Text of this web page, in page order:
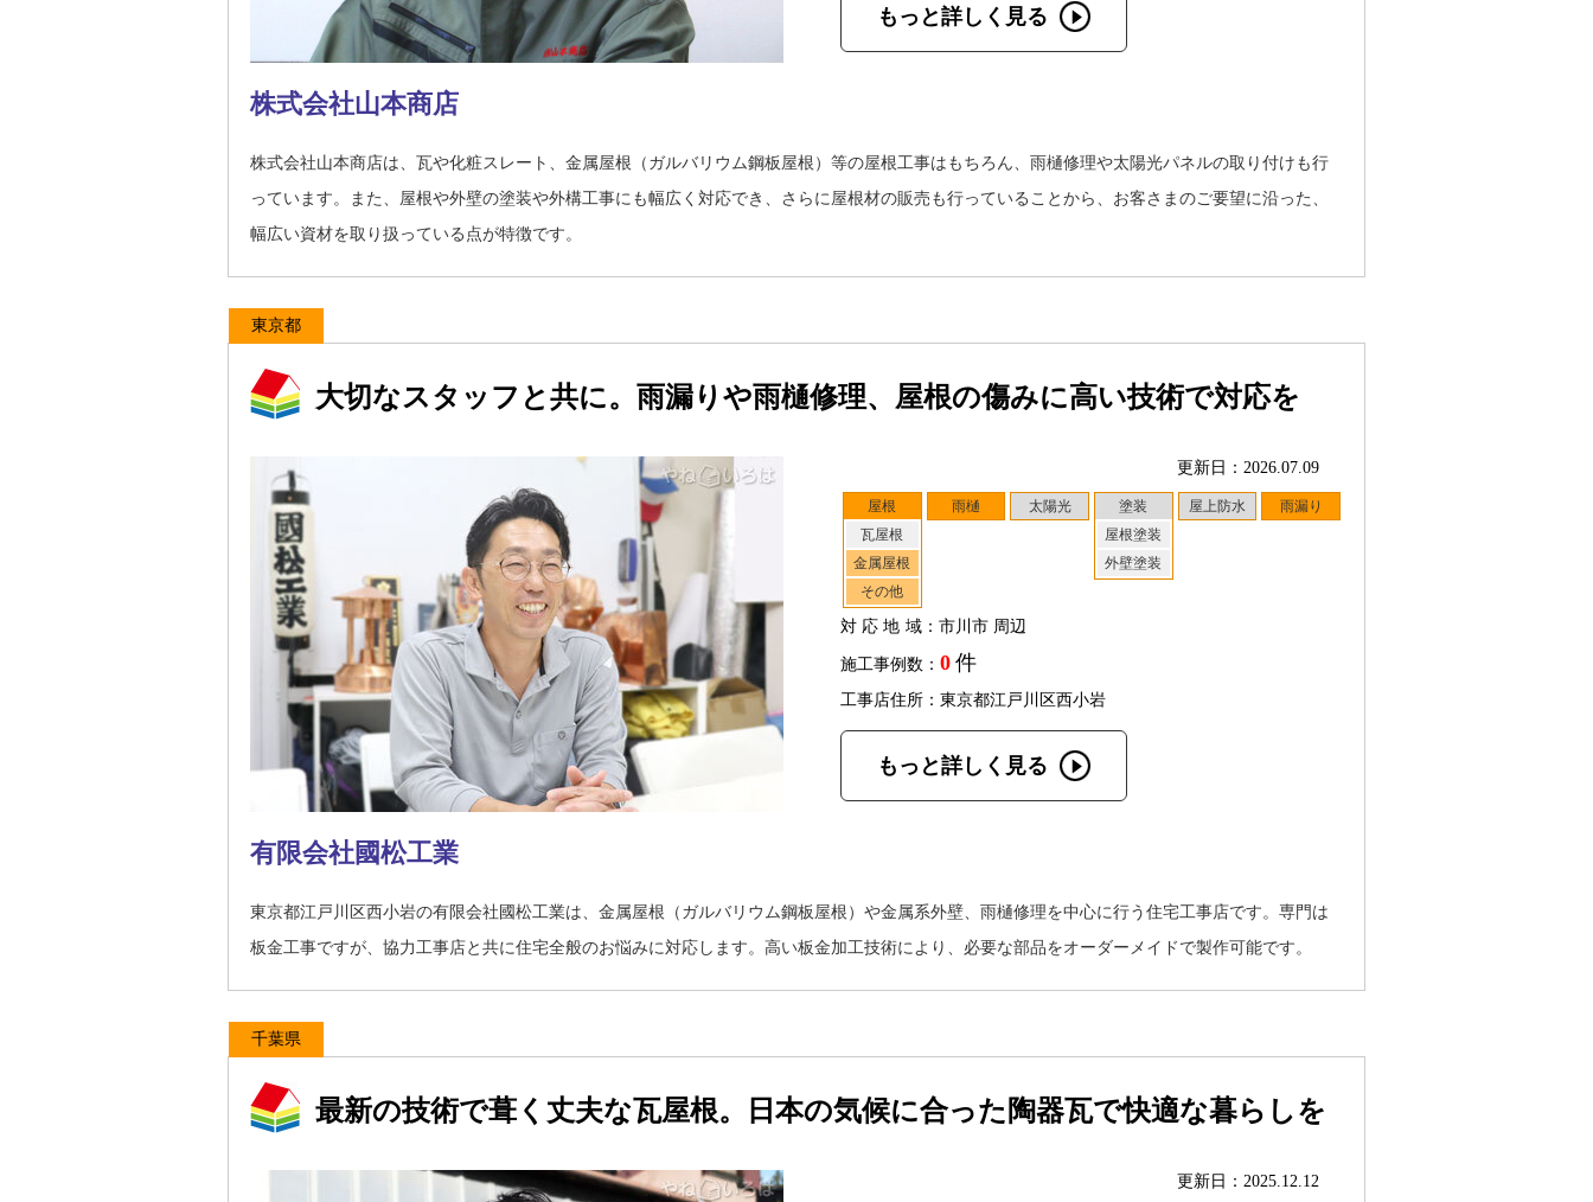
もっと詳しく見る
株式会社山本商店
株式会社山本商店は、瓦や化粧スレート、金属屋根（ガルバリウム鋼板屋根）等の屋根工事はもちろん、雨樋修理や太陽光パネルの取り付けも行
っています。また、屋根や外壁の塗装や外構工事にも幅広く対応でき、さらに屋根材の販売も行っていることから、お客さまのご要望に沿った、
幅広い資材を取り扱っている点が特徴です。
東京都
大切なスタッフと共に。雨漏りや雨樋修理、屋根の傷みに高い技術で対応を
更新日：2026.07.09
屋根
瓦屋根
金属屋根
その他
雨樋 太陽光
塗装
屋根塗装
外壁塗装
屋上防水 雨漏り
対応地域：市川市 周辺
施工事例数： 0 件
工事店住所：東京都江戸川区西小岩
もっと詳しく見る
有限会社國松工業
東京都江戸川区西小岩の有限会社國松工業は、金属屋根（ガルバリウム鋼板屋根）や金属系外壁、雨樋修理を中心に行う住宅工事店です。専門は
板金工事ですが、協力工事店と共に住宅全般のお悩みに対応します。高い板金加工技術により、必要な部品をオーダーメイドで製作可能です。
千葉県
最新の技術で葺く丈夫な瓦屋根。日本の気候に合った陶器瓦で快適な暮らしを
更新日：2025.12.12